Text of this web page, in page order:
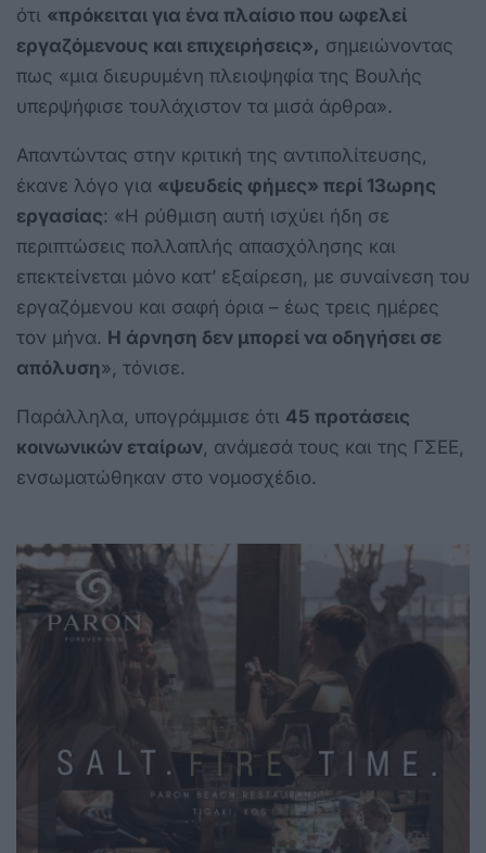
ότι «πρόκειται για ένα πλαίσιο που ωφελεί
εργαζόμενους και επιχειρήσεις», σημειώνοντας
πως «μια διευρυμένη πλειοψηφία της Βουλής
υπερψήφισε τουλάχιστον τα μισά άρθρα».
Απαντώντας στην κριτική της αντιπολίτευσης,
έκανε λόγο για «ψευδείς φήμες» περί 13ωρης
εργασίας: «Η ρύθμιση αυτή ισχύει ήδη σε
περιπτώσεις πολλαπλής απασχόλησης και
επεκτείνεται μόνο κατ’ εξαίρεση, με συναίνεση του
εργαζόμενου και σαφή όρια – έως τρεις ημέρες
τον μήνα. Η άρνηση δεν μπορεί να οδηγήσει σε
απόλυση», τόνισε.
Παράλληλα, υπογράμμισε ότι 45 προτάσεις
κοινωνικών εταίρων , ανάμεσά τους και της ΓΣΕΕ,
ενσωματώθηκαν στο νομοσχέδιο.